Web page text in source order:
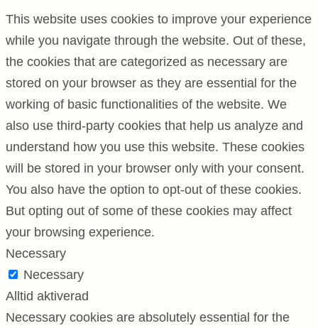
This website uses cookies to improve your experience
while you navigate through the website. Out of these,
the cookies that are categorized as necessary are
stored on your browser as they are essential for the
working of basic functionalities of the website. We
also use third-party cookies that help us analyze and
understand how you use this website. These cookies
will be stored in your browser only with your consent.
You also have the option to opt-out of these cookies.
But opting out of some of these cookies may affect
your browsing experience.
Necessary
Necessary
Alltid aktiverad
Necessary cookies are absolutely essential for the